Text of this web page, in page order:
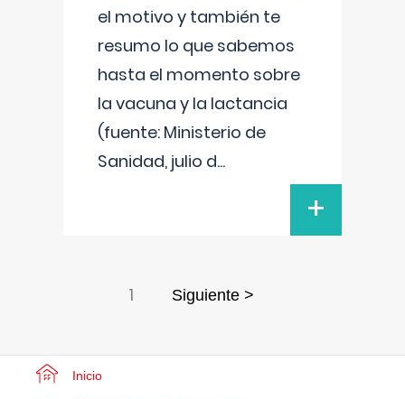
el motivo y también te
resumo lo que sabemos
hasta el momento sobre
la vacuna y la lactancia
(fuente: Ministerio de
Sanidad, julio d...
+
1 Siguiente >
Inicio